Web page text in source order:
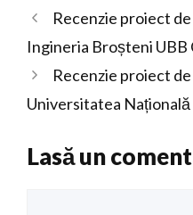
Recenzie proiect
Ingineria Broșteni UBB
Recenzie proiect
Universitatea
Lasă un